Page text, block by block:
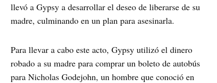
llevó a Gypsy a desarrollar el deseo de liberarse de su
madre, culminando en un plan para asesinarla.
Para llevar a cabo este acto, Gypsy utilizó el dinero
robado a su madre para comprar un boleto de autobús
para Nicholas Godejohn, un hombre que conoció en